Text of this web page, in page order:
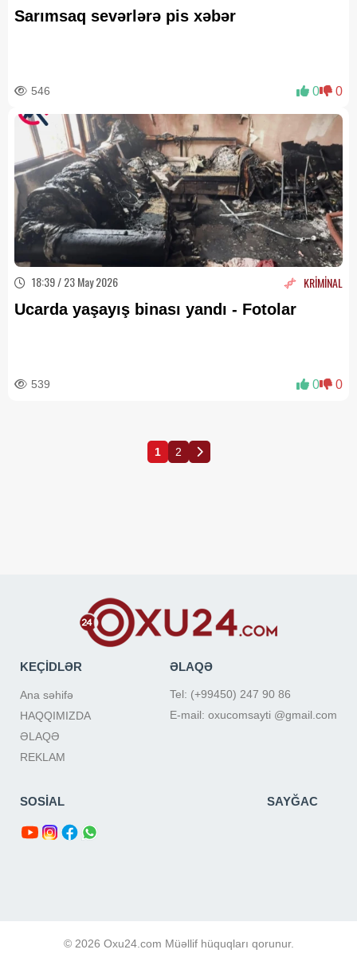
Sarımsaq sevərlərə pis xəbər
546 0 0
18:39 / 23 May 2026 KRİMİNAL
Ucarda yaşayış binası yandı - Fotolar
539 0 0
1 2
KEÇİDLƏR
Ana səhifə
HAQQIMIZDA
ƏLAQƏ
REKLAM
ƏLAQƏ
Tel: (+99450) 247 90 86
E-mail: oxucomsayti @gmail.com
SOSİAL SAYĞAC
© 2026 Oxu24.com Müəllif hüquqları qorunur.